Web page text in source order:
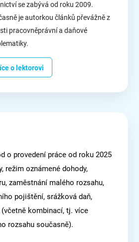
se zabývá od roku 2009.
je autorkou článků převážně z
pracovněprávní a daňové
o lektorovi
o provedení práce od roku 2025
režim oznámené dohody,
zaměstnání malého rozsahu,
pojištění, srážková daň,
kombinací, tj. více
rozsahu současně).